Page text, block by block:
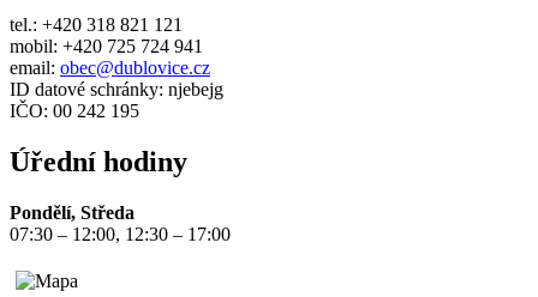
tel.: +420 318 821 121
mobil: +420 725 724 941
email: obec@dublovice.cz
ID datové schránky: njebejg
IČO: 00 242 195
Úřední hodiny
Pondělí, Středa
07:30 – 12:00, 12:30 – 17:00